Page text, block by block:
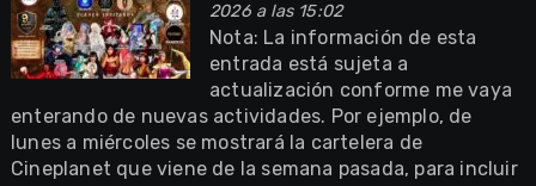
2026 a las 15:02
Nota: La información de esta
entrada está sujeta a
actualización conforme me vaya
enterando de nuevas actividades. Por ejemplo, de
lunes a miércoles se mostrará la cartelera de
Cineplanet que viene de la semana pasada, para incluir